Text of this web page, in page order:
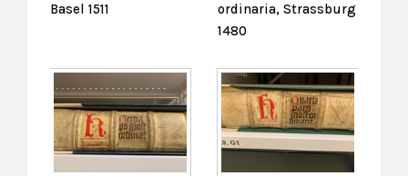
Basel 1511
ordinaria, Strassburg
1480